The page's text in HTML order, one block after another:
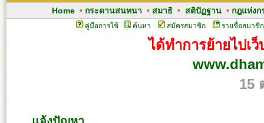
Home• กระดานสนทนา • สมาธิ• สติปัฏฐาน• กฎแห่งก
คู่มือการใช้ ค้นหา สมัครสมาชิก รายชื่อสมาชิก
ได้ทำการย้ายไปเ
15